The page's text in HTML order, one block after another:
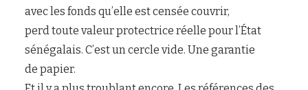
avec les fonds qu’elle est censée couvrir,
perd toute valeur protectrice réelle pour l’État
sénégalais. C’est un cercle vide. Une garantie
de papier.